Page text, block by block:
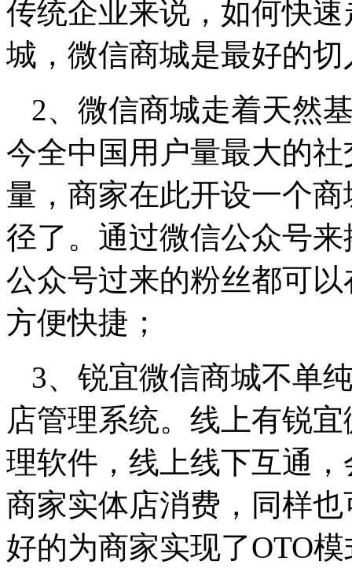
传统企业来说，如何快
城，微信商城是最好的切
2、微信商城走着天然
今全中国用户量最大的
量，商家在此开设一个
径了。通过微信公众号
公众号过来的粉丝都可
方便快捷；
3、锐宜微信商城不单
店管理系统。线上有锐
理软件，线上线下互通
商家实体店消费，同样
好的为商家实现了OTO